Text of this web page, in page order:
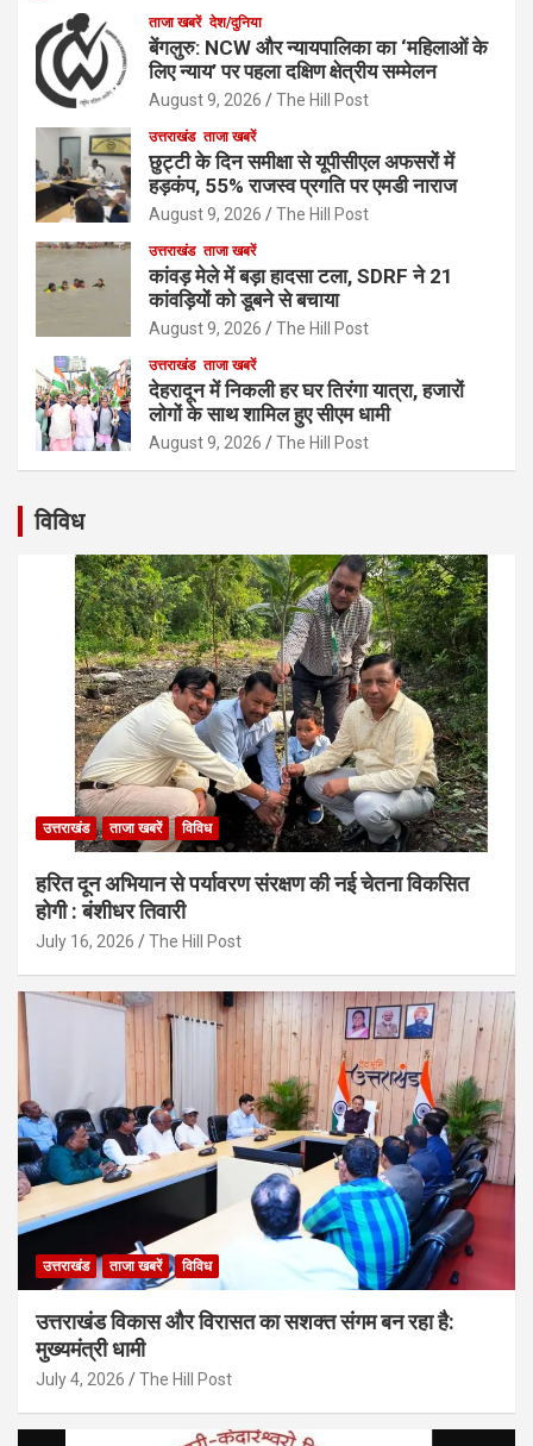
ताजा खबरें देश/दुनिया
बेंगलुरु: NCW और न्यायपालिका का ‘महिलाओं के
लिए न्याय’ पर पहला दक्षिण क्षेत्रीय सम्मेलन
August 9, 2026 The Hill Post
उत्तराखंड ताजा खबरें
छुट्टी के दिन समीक्षा से यूपीसीएल अफसरों में
हड़कंप, 55% राजस्व प्रगति पर एमडी नाराज
August 9, 2026 The Hill Post
उत्तराखंड ताजा खबरें
कांवड़ मेले में बड़ा हादसा टला, SDRF ने 21
कांवड़ियों को डूबने से बचाया
August 9, 2026 The Hill Post
उत्तराखंड ताजा खबरें
देहरादून में निकली हर घर तिरंगा यात्रा, हजारों
लोगों के साथ शामिल हुए सीएम धामी
August 9, 2026 The Hill Post
विविध
उत्तराखंड ताजा खबरें विविध
हरित दून अभियान से पर्यावरण संरक्षण की नई चेतना विकसित
होगी : बंशीधर तिवारी
July 16, 2026 The Hill Post
उत्तराखंड ताजा खबरें विविध
उत्तराखंड विकास और विरासत का सशक्त संगम बन रहा है:
मुख्यमंत्री धामी
July 4, 2026 The Hill Post